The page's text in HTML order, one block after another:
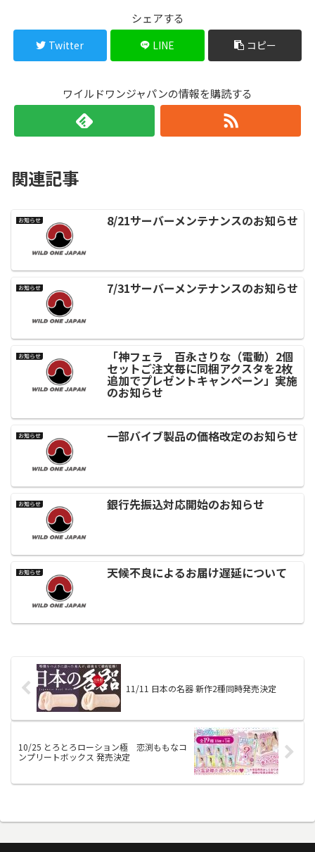
シェアする
Twitter LINE コピー
ワイルドワンジャパンの情報を購読する
関連記事
お知らせ 8/21サーバーメンテナンスのお知らせ
お知らせ 7/31サーバーメンテナンスのお知らせ
お知らせ 「神フェラ 百永さりな（電動）2個
セットご注文毎に同梱アクスタを2枚
追加でプレゼントキャンペーン」実施
のお知らせ
お知らせ 一部バイブ製品の価格改定のお知らせ
お知らせ 銀行先振込対応開始のお知らせ
お知らせ 天候不良によるお届け遅延について
11/11 日本の名器 新作2種同時発売決定
10/25 とろとろローション極 恋渕ももなコ
ンプリートボックス 発売決定